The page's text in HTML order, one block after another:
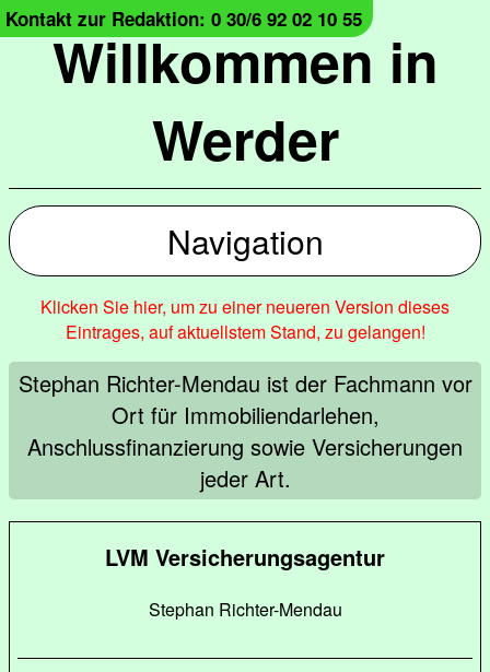
Willkommen in
Werder
Kontakt zur Redaktion: 0 30/6 92 02 10 55
Navigation
Klicken Sie hier, um zu einer neueren Version dieses
Eintrages, auf aktuellstem Stand, zu gelangen!
Stephan Richter-Mendau ist der Fachmann vor
Ort für Immobiliendarlehen,
Anschlussfinanzierung sowie Versicherungen
jeder Art.
LVM Versicherungsagentur
Stephan Richter-Mendau